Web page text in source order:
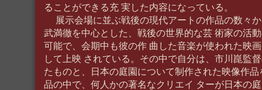
ることができる充 実した内容になっている。
展示会場に並ぶ戦後の現代アートの作品の数々
武満徹を中心とした、戦後の世界的な芸 術家の活
可能で、会期中も彼の作 曲した音楽が使われた映
して上映 されている。その中で自分は、市川崑監
たものと、日本の庭園について制作された映像作
品の中で、何人かの著名なクリエイ ターが日本の